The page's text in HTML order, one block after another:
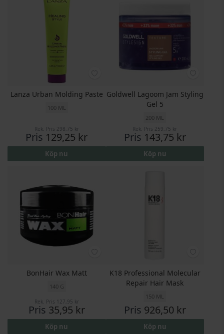
Lanza Urban Molding Paste
100 ML
Rek. Pris 298,75 kr
Pris 129,25 kr
Köp nu
Goldwell Lagoom Jam Styling
Gel 5
200 ML
Rek. Pris 259,75 kr
Pris 143,75 kr
Köp nu
BonHair Wax Matt
140 G
Rek. Pris 127,95 kr
Pris 35,95 kr
Köp nu
K18 Professional Molecular
Repair Hair Mask
150 ML
Pris 926,50 kr
Köp nu